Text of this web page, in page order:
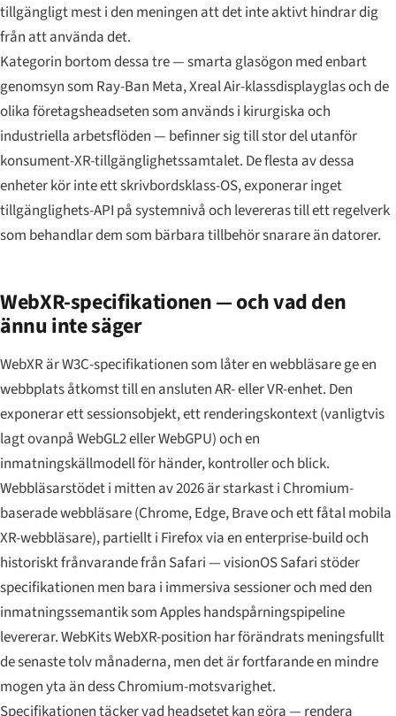
tillgängligt mest i den meningen att det inte aktivt hindrar dig
från att använda det.
Kategorin bortom dessa tre — smarta glasögon med enbart
genomsyn som Ray-Ban Meta, Xreal Air-klassdisplayglas och de
olika företagsheadseten som används i kirurgiska och
industriella arbetsflöden — befinner sig till stor del utanför
konsument-XR-tillgänglighetssamtalet. De flesta av dessa
enheter kör inte ett skrivbordsklass-OS, exponerar inget
tillgänglighets-API på systemnivå och levereras till ett regelverk
som behandlar dem som bärbara tillbehör snarare än datorer.
WebXR-specifikationen — och vad den
ännu inte säger
WebXR är W3C-specifikationen som låter en webbläsare ge en
webbplats åtkomst till en ansluten AR- eller VR-enhet. Den
exponerar ett sessionsobjekt, ett renderingskontext (vanligtvis
lagt ovanpå WebGL2 eller WebGPU) och en
inmatningskällmodell för händer, kontroller och blick.
Webbläsarstödet i mitten av 2026 är starkast i Chromium-
baserade webbläsare (Chrome, Edge, Brave och ett fåtal mobila
XR-webbläsare), partiellt i Firefox via en enterprise-build och
historiskt frånvarande från Safari — visionOS Safari stöder
specifikationen men bara i immersiva sessioner och med den
inmatningssemantik som Apples handspårningspipeline
levererar. WebKits WebXR-position har förändrats meningsfullt
de senaste tolv månaderna, men det är fortfarande en mindre
mogen yta än dess Chromium-motsvarighet.
Specifikationen täcker vad headsetet kan göra — rendera